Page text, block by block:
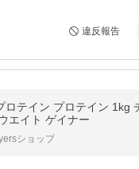
違反報告
ロテイン プロテイン 1kg
エイト ゲイナー
ショップ